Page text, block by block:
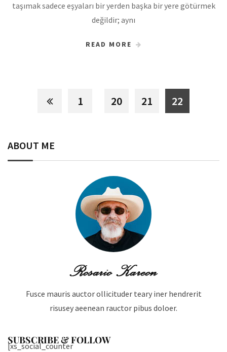
taşımak sadece eşyaları bir yerden başka bir yere götürmek
değildir; aynı
READ MORE
1 20 21 22
ABOUT ME
Fusce mauris auctor ollicituder teary iner hendrerit
risusey aeenean rauctor pibus doloer.
SUBSCRIBE & FOLLOW
[xs_social_counter